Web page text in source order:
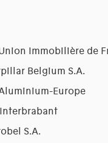
Immobilière de
Belgium S.A.
Europe
S.A.